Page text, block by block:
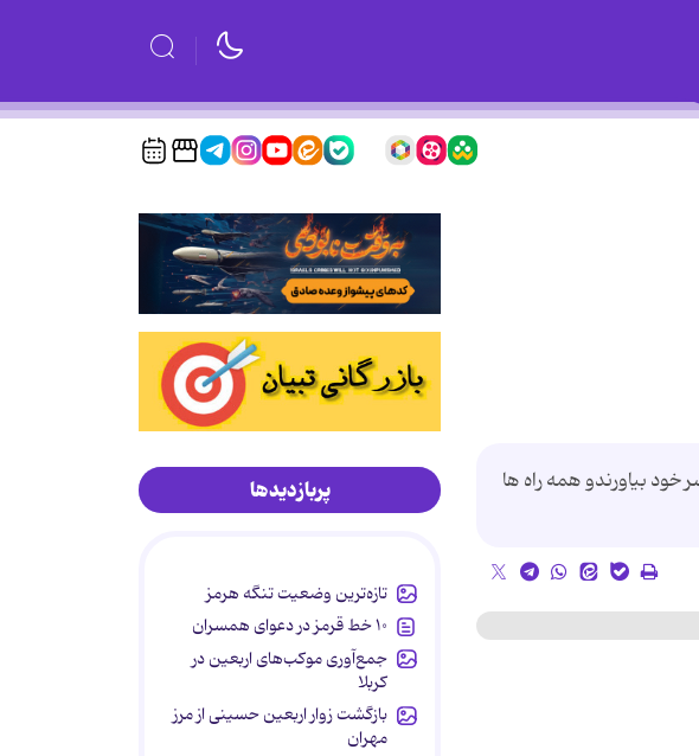
خود بیاورندو همه راه ها
پربازدیدها
تازه‌ترین وضعیت تنگه هرمز
۱۰ خط قرمز در دعوای همسران
جمع‌آوری موکب‌های اربعین در
کربلا
بازگشت زوار اربعین حسینی از مرز
مهران